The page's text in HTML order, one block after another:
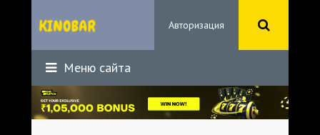
Авторизация
Меню сайта